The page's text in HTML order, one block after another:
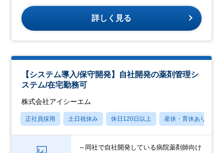
詳しく見る
【システム導入/保守開発】自社開発の薬剤管理シ
ステム/在宅勤務可
株式会社アイシーエム
正社員採用 土日祝休み 休日120日以上 産休・育休あり
～同社で自社開発している病院薬剤師向け